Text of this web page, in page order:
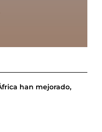
han mejorado,